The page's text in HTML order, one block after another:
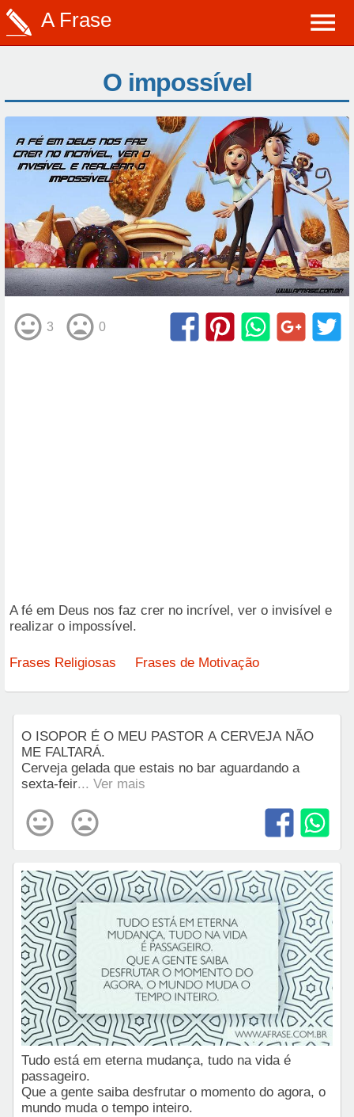
A Frase
O impossível
3 0
A fé em Deus nos faz crer no incrível, ver o invisível e
realizar o impossível.
Frases Religiosas Frases de Motivação
O ISOPOR É O MEU PASTOR A CERVEJA NÃO
ME FALTARÁ.
Cerveja gelada que estais no bar aguardando a
sexta-feir... Ver mais
Tudo está em eterna mudança, tudo na vida é
passageiro.
Que a gente saiba desfrutar o momento do agora, o
mundo muda o tempo inteiro.